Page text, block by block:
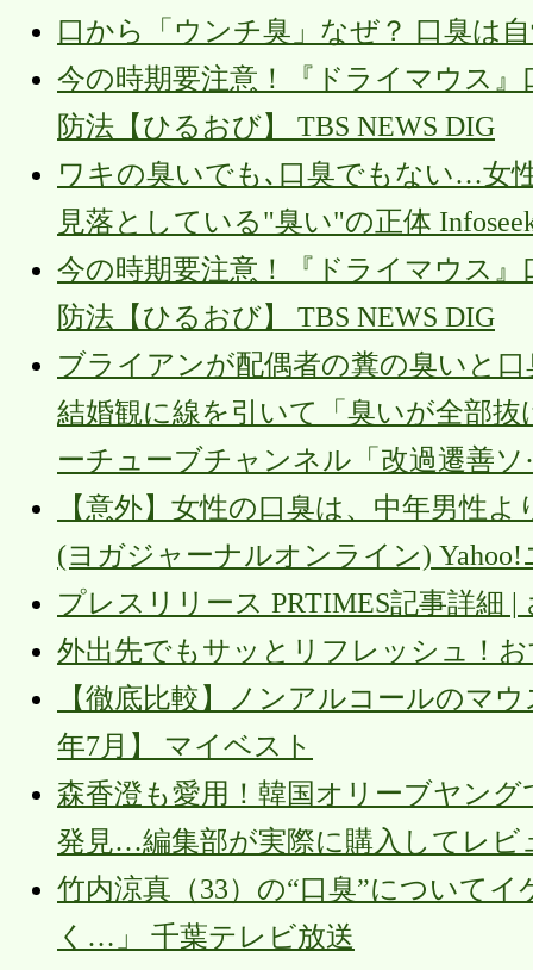
口から「ウンチ臭」なぜ？ 口臭は
今の時期要注意！『ドライマウス
防法【ひるおび】 TBS NEWS DIG
ワキの臭いでも､口臭でもない…女
見落としている"臭い"の正体
今の時期要注意！『ドライマウス
防法【ひるおび】 TBS NEWS DIG
ブライアンが配偶者の糞の臭いと
結婚観に線を引いて「臭いが全部
ーチューブチャンネル「改過遷善
【意外】女性の口臭は、中年男性
(ヨガジャーナルオンライン) Yahoo!
プレスリリース PRTIMES記事詳細
外出先でもサッとリフレッシュ！
【徹底比較】ノンアルコールのマ
年7月】 マイベスト
森香澄も愛用！韓国オリーブヤン
発見…編集部が実際に購入してレビ
竹内涼真（33）の“口臭”について
く…」 千葉テレビ放送